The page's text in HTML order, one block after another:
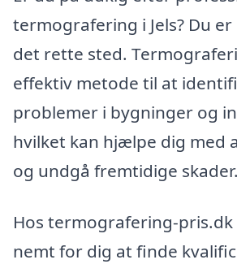
termografering i Jels? Du
det rette sted.
effektiv metode til at
problemer i bygninger og
hvilket kan hjælpe dig med
og undgå fremtidige skader.
Hos termografering-
nemt for dig at finde